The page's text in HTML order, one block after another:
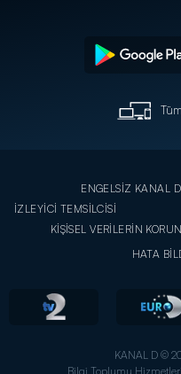
ENGELSİZ KANAL D
İZLEYİCİ TEMSİLCİSİ
KİŞİSEL VERİLERİN
HATA
KANAL D ©
Bilgi Toplumu